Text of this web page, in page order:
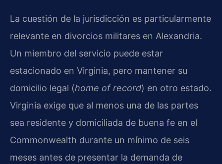
La cuestión de la jurisdicción es particularmente
relevante en divorcios militares en Alexandria.
Un miembro del servicio puede estar
estacionado en Virginia, pero mantener su
domicilio legal (home of record) en otro estado.
Virginia exige que al menos una de las partes
sea residente y domiciliada de buena fe en el
Commonwealth durante un mínimo de seis
meses antes de presentar la demanda de